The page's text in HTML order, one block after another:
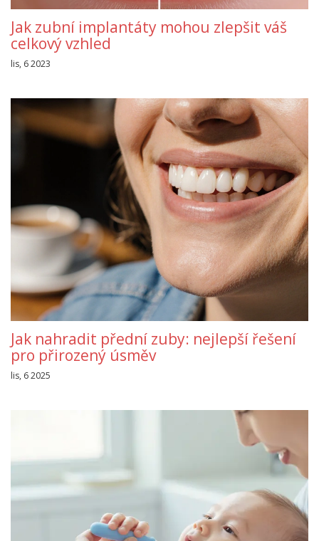
Jak zubní implantáty mohou zlepšit váš
celkový vzhled
lis, 6 2023
Jak nahradit přední zuby: nejlepší řešení
pro přirozený úsměv
lis, 6 2025